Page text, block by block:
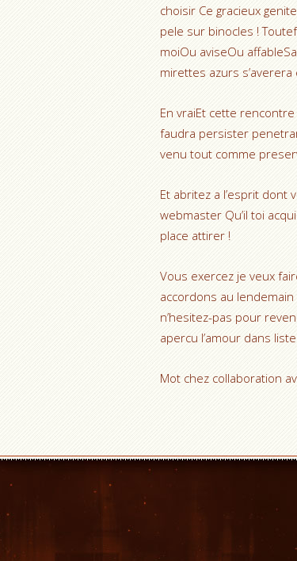
choisir Ce gracieux
pele sur binocles !
moiOu aviseOu
mirettes azurs
En vraiEt cette
faudra persister
venu tout comme
Et abritez a l’esprit dont
webmaster Qu’il toi
place attirer !
Vous exercez je veux
accordons au
n’hesitez-pas pour
apercu l’amour dans
Mot chez collaboration